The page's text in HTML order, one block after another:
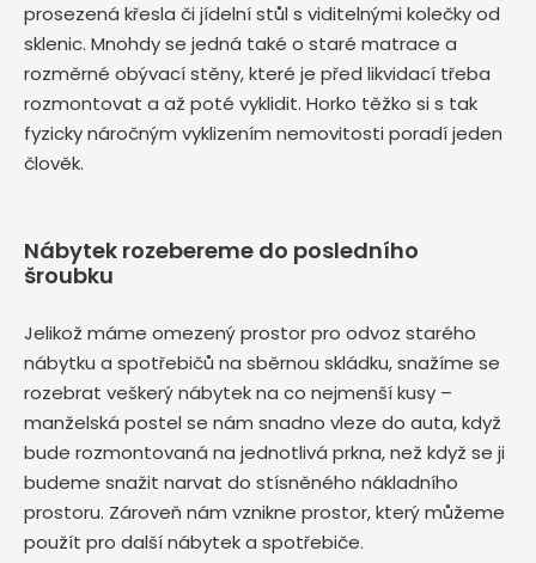
prosezená křesla či jídelní stůl s viditelnými kolečky od
sklenic. Mnohdy se jedná také o staré matrace a
rozměrné obývací stěny, které je před likvidací třeba
rozmontovat a až poté vyklidit. Horko těžko si s tak
fyzicky náročným vyklizením nemovitosti poradí jeden
člověk.
Nábytek rozebereme do posledního
šroubku
Jelikož máme omezený prostor pro odvoz starého
nábytku a spotřebičů na sběrnou skládku, snažíme se
rozebrat veškerý nábytek na co nejmenší kusy –
manželská postel se nám snadno vleze do auta, když
bude rozmontovaná na jednotlivá prkna, než když se ji
budeme snažit narvat do stísněného nákladního
prostoru. Zároveň nám vznikne prostor, který můžeme
použít pro další nábytek a spotřebiče.